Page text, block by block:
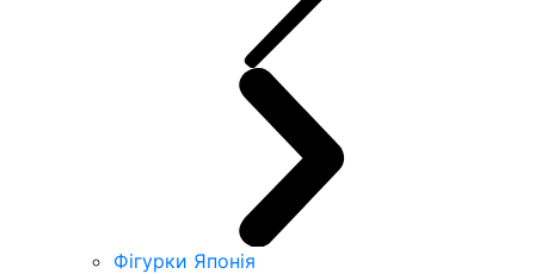
Фігурки Японія